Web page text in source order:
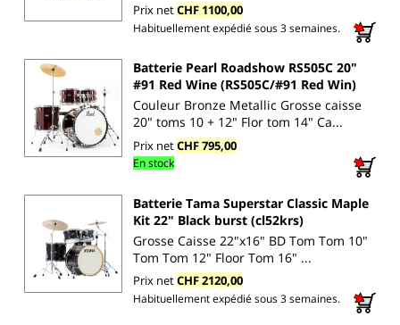
Prix netCHF 1100,00
Habituellement expédié sous 3 semaines.
Batterie Pearl Roadshow RS505C 20"
#91 Red Wine (RS505C/#91 Red Win)
Couleur Bronze Metallic Grosse caisse
20" toms 10 + 12" Flor tom 14" Ca...
Prix netCHF 795,00
En stock
Batterie Tama Superstar Classic Maple
Kit 22" Black burst (cl52krs)
Grosse Caisse 22"x16" BD Tom Tom 10"
Tom Tom 12" Floor Tom 16" ...
Prix netCHF 2120,00
Habituellement expédié sous 3 semaines.